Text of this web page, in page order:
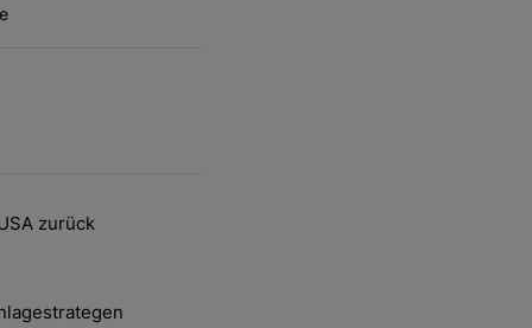
Artikel der letzten 7 days.
mit den USA zurück" mit 2 kommentare.
zurück
Hott eines Anlagestrategen" mit 2 kommentare.